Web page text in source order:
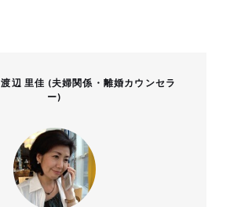
渡辺 里佳 (夫婦関係・離婚カウンセラ
ー)